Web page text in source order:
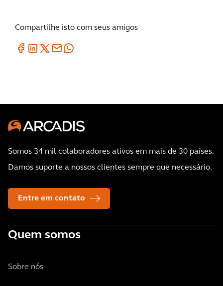
Compartilhe isto com seus amigos
Somos 34 mil colaboradores ativos em mais de 30 países.
Damos suporte a nossos clientes sempre que necessário.
Entre em contato
Quem somos
Sobre nós